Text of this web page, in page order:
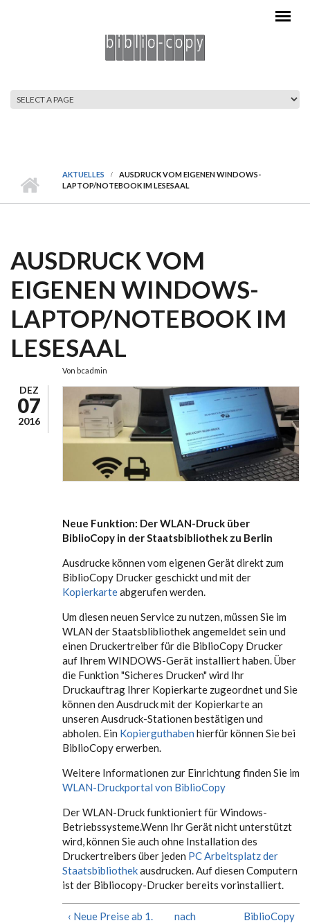
AKTUELLES
AUSDRUCK VOM EIGENEN WINDOWS-
LAPTOP/NOTEBOOK IM LESESAAL
AUSDRUCK VOM
EIGENEN WINDOWS-
LAPTOP/NOTEBOOK IM
LESESAAL
DEZ
07
2016
Von bcadmin
Neue Funktion: Der WLAN-Druck über
BiblioCopy in der Staatsbibliothek zu Berlin
Ausdrucke können vom eigenen Gerät direkt zum
BiblioCopy Drucker geschickt und mit der
Kopierkarteabgerufen werden.
Um diesen neuen Service zu nutzen, müssen Sie im
WLAN der Staatsblibliothek angemeldet sein und
einen Druckertreiber für die BiblioCopy Drucker
auf Ihrem WINDOWS-Gerät installiert haben. Über
die Funktion "Sicheres Drucken" wird Ihr
Druckauftrag Ihrer Kopierkarte zugeordnet und Sie
können den Ausdruck mit der Kopierkarte an
unseren Ausdruck-Stationen bestätigen und
abholen. Ein Kopierguthaben hierfür können Sie bei
BiblioCopy erwerben.
Weitere Informationen zur Einrichtung finden Sie im
WLAN-Druckportal von BiblioCopy
Der WLAN-Druck funktioniert für Windows-
Betriebssysteme.Wenn Ihr Gerät nicht unterstützt
wird, können Sie auch ohne Installation des
Druckertreibers über jeden PC Arbeitsplatz der
Staatsbibliothekausdrucken. Auf diesen Computern
ist der Bibliocopy-Drucker bereits vorinstalliert.
‹ Neue Preise ab 1.
nach
BiblioCopy